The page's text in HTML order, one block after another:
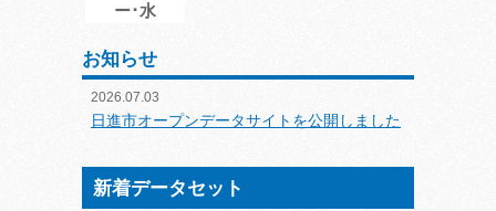
ー･水
お知らせ
2026.07.03
日進市オープンデータサイトを公開しました
新着データセット